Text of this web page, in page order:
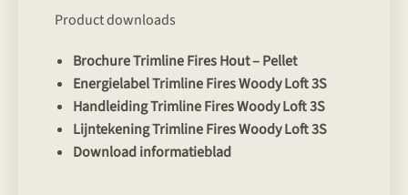
Product downloads
Brochure Trimline Fires Hout – Pellet
Energielabel Trimline Fires Woody Loft 3S
Handleiding Trimline Fires Woody Loft 3S
Lijntekening Trimline Fires Woody Loft 3S
Download informatieblad